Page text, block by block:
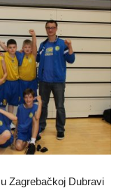
Zagrebačkoj Dubravi